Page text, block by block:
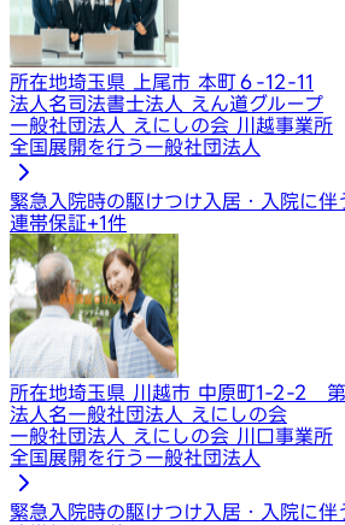
所在地埼玉県 上尾市 本町６-12-11
法人名司法書士法人 えん道グループ
一般社団法人 えにしの会 川越事業所
全国展開を行う一般社団法人
緊急入院時の駆けつけ 入居・入院に
連帯保証+1件
所在地埼玉県 川越市 中原町1-2-2
法人名一般社団法人 えにしの会
一般社団法人 えにしの会 川口事業所
全国展開を行う一般社団法人
緊急入院時の駆けつけ 入居・入院に